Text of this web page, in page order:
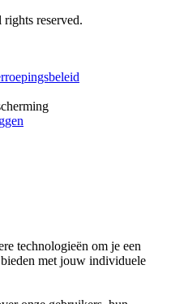
reserved.
technologieën om je een
met jouw individuele